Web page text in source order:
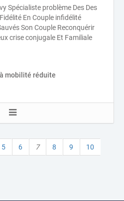
Spécialiste problème Des Des
En Couple infidélité
Son Couple Reconquérir
crise conjugale Et Familiale
mobilité réduite
5 6 7 8 9 10